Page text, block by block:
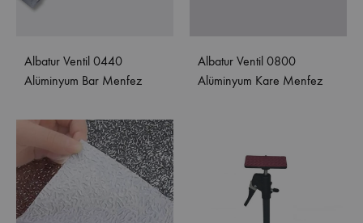
Albatur Ventil 0440
Alüminyum Bar Menfez
Albatur Ventil 0800
Alüminyum Kare Menfez